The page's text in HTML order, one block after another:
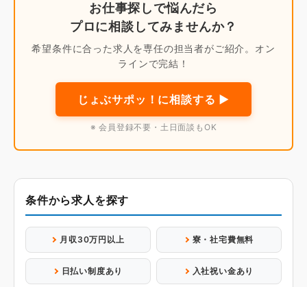
お仕事探しで悩んだら
プロに相談してみませんか？
希望条件に合った求人を専任の担当者がご紹介。オン
ラインで完結！
じょぶサポッ！に相談する ▶
※ 会員登録不要・土日面談もOK
条件から求人を探す
月収30万円以上 寮・社宅費無料
日払い制度あり 入社祝い金あり